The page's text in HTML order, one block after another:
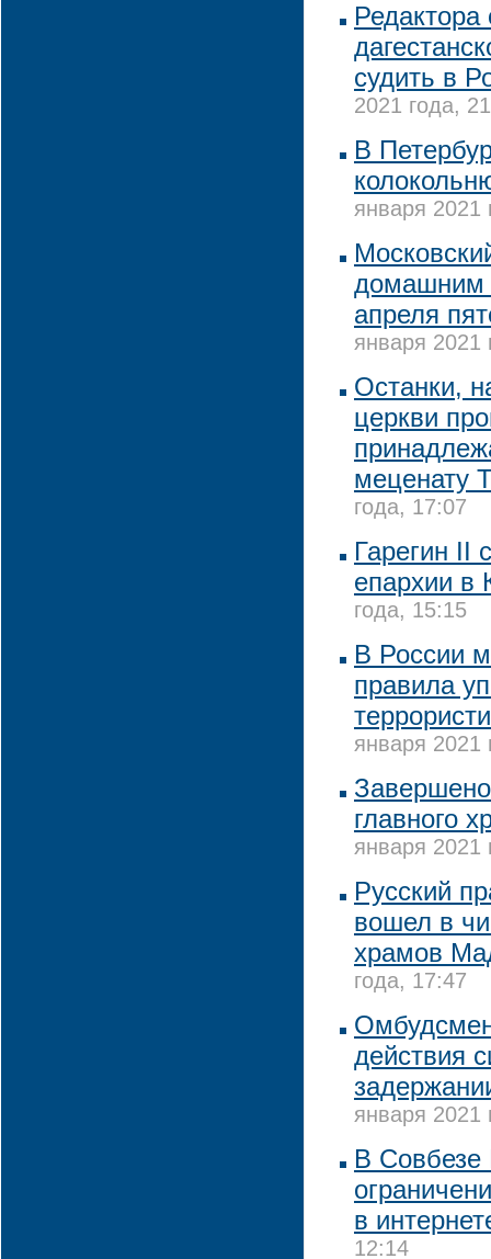
Редактора
судить в
2021 года,
В
января 2021
домашним
апреля
января 2021
Останки,
церкви
меценату
года, 17:07
Гарегин II
епархии в
года, 15:15
В России
правила
января 2021
главного
января 2021
Русский
вошел в
храмов
года, 17:47
действия
января 2021
В Совбезе
в
12:14